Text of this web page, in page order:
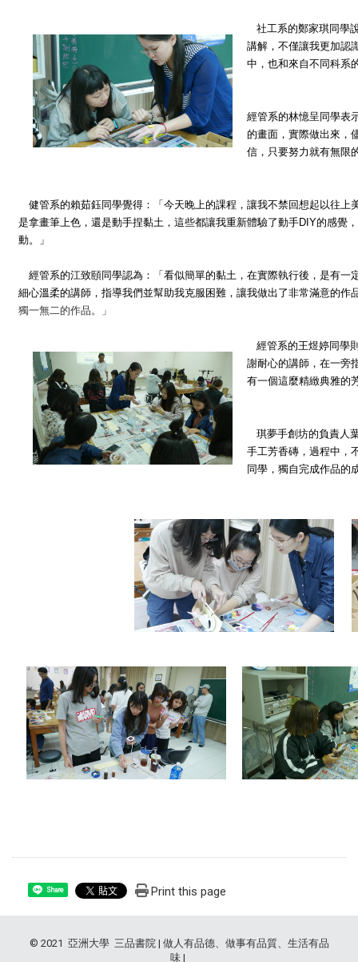
社工系的鄭家琪同學
講解，不僅讓我更加認
中，也和來自不同科系
經管系的林憶呈同學表
的畫面，實際做出來，
信，只要努力就有無限
健管系的賴茹鈺同學覺得：「今天晚上的課程，讓我不禁回想起以往上
是拿畫筆上色，還是動手捏黏土，這些都讓我重新體驗了動手DIY的感覺
動。」
經管系的江致頤同學認為：「看似簡單的黏土，在實際執行後，是有一
細心溫柔的講師，指導我們並幫助我克服困難，讓我做出了非常滿意的作
獨一無二的作品。」
經管系的王煜婷同學
謝耐心的講師，在一旁
有一個這麼精緻典雅的
琪夢手創坊的負責人
手工芳香磚，過程中，
同學，獨自完成作品的
Share Print this page
© 2021 亞洲大學 三品書院 | 做人有品德、做事有品質、生活有品
味 |